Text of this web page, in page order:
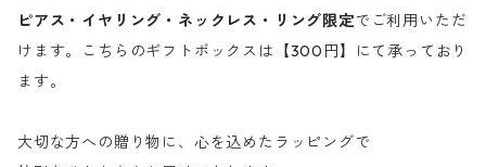
ピアス・イヤリング・ネックレス・リング限定でご利用いただ
けます。こちらのギフトボックスは【300円】にて承っており
ます。
大切な方への贈り物に、心を込めたラッピングで